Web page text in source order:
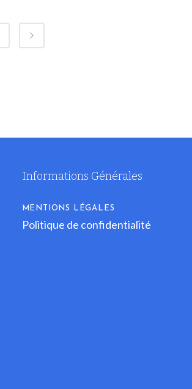
Informations Générales
MENTIONS LÉGALES
Politique de confidentialité